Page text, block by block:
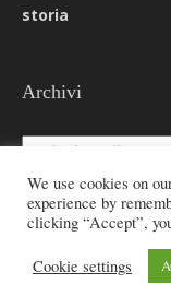
storia
Archivi
Archivi
©
We use cookies on
experience by
clicking “Accept”,
Cookie settings